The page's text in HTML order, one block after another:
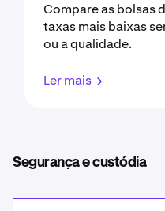
Compare as bolsas
taxas mais baixas
ou a qualidade.
Ler mais
Segurança e custódia